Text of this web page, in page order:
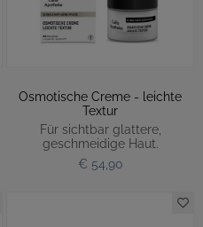
Osmotische Creme - leichte
Textur
Für sichtbar glattere,
geschmeidige Haut.
€ 54,90